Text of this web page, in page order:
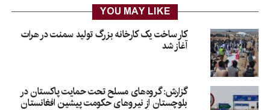
YOU MAY LIKE
کار ساخت یک کارخانه بزرگ تولید سمنت در هرات
آغاز شد
گزارش: گروه‌های مسلح تحت حمایت پاکستان در
بلوچستان از نیروهای حکومت پیشین افغانستان